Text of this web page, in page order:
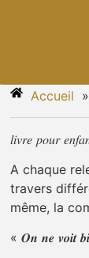
Accueil »
𝑙𝑖𝑣𝑟𝑒 𝑝𝑜𝑢𝑟
A chaque
travers
même, la
« 𝑶𝒏 𝒏𝒆 𝒗𝒐𝒊𝒕